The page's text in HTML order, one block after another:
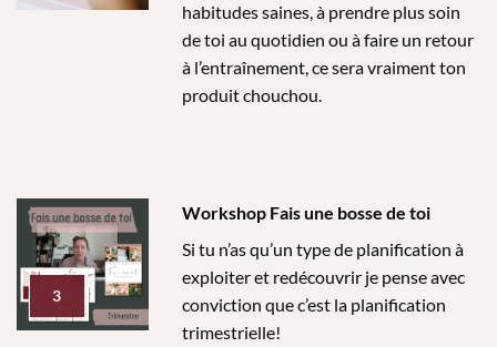
habitudes saines, à prendre plus soin
de toi au quotidien ou à faire un retour
à l’entraînement, ce sera vraiment ton
produit chouchou.
3
Workshop Fais une bosse de toi
Si tu n’as qu’un type de planification à
exploiter et redécouvrir je pense avec
conviction que c’est la planification
trimestrielle!